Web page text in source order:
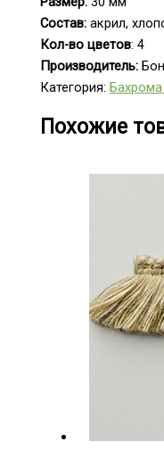
Состав: акрил,
Кол-во цветов: 4
Производитель:
Категория:
Похожие